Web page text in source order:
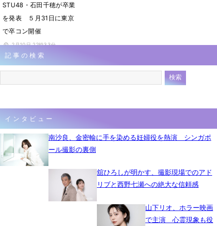
STU48・石田千穂が卒業
を発表 ５月31日に東京
で卒コン開催
2月10日 22時33分
記事の検索
インタビュー
南沙良、金密輸に手を染める妊婦役を熱演 シンガポ
ール撮影の裏側
舘ひろしが明かす、撮影現場でのアド
リブと西野七瀬への絶大な信頼感
山下リオ、ホラー映画
で主演 心霊現象も役